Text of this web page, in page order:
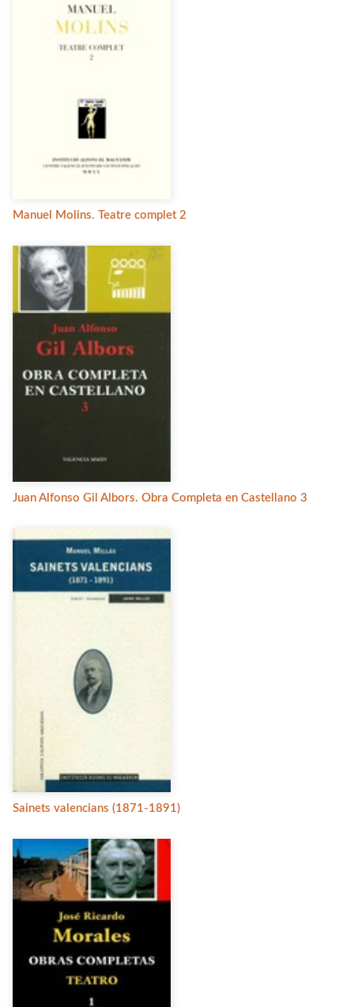
Manuel Molins. Teatre complet 2
Juan Alfonso Gil Albors. Obra Completa en Castellano 3
Sainets valencians (1871-1891)